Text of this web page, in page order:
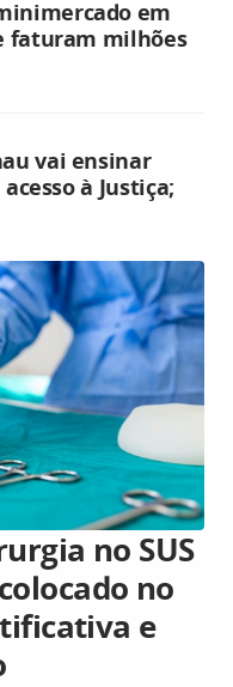
em
faturam milhões
vai ensinar
à Justiça;
no SUS
no
e